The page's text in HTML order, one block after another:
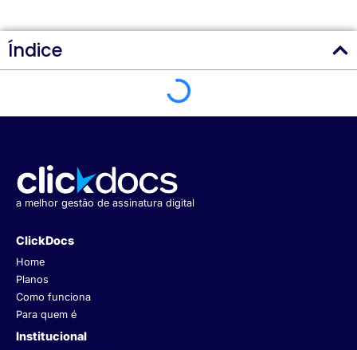
Índice
a melhor gestão de assinatura digital
ClickDocs
Home
Planos
Como funciona
Para quem é
Institucional